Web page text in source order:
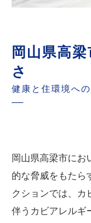
岡山県高
さ
健康と住環境へ
岡山県高梁市にお
的な脅威をもたら
クションでは、カ
伴うカビアレルギ